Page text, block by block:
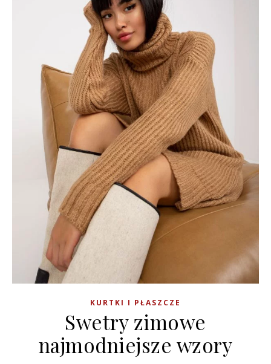
KURTKI I PŁASZCZE
Swetry zimowe
najmodniejsze wzory